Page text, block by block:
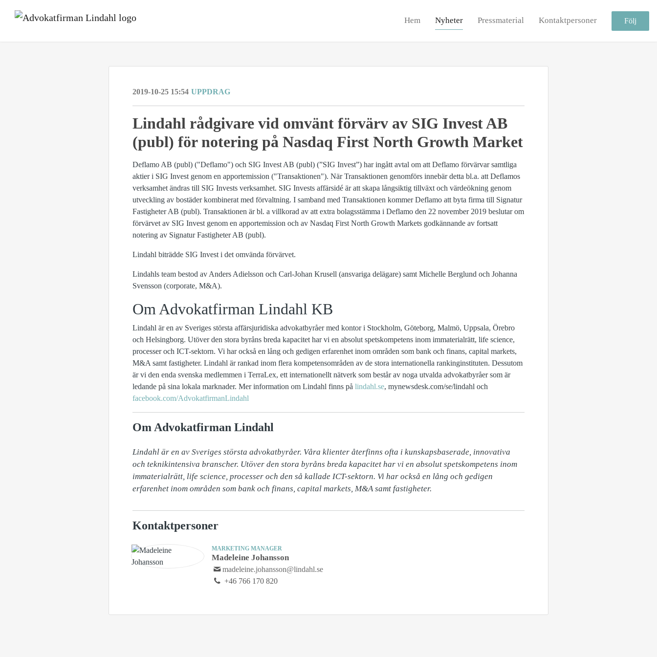
Hem Nyheter Pressmaterial Kontaktpersoner Följ
2019-10-25 15:54 UPPDRAG
Lindahl rådgivare vid omvänt förvärv av SIG Invest AB
(publ) för notering på Nasdaq First North Growth Market
Deflamo AB (publ) ("Deflamo") och SIG Invest AB (publ) (”SIG Invest”) har ingått avtal om att Deflamo förvärvar samtliga
aktier i SIG Invest genom en apportemission ("Transaktionen"). När Transaktionen genomförs innebär detta bl.a. att Deflamos
verksamhet ändras till SIG Invests verksamhet. SIG Invests affärsidé är att skapa långsiktig tillväxt och värdeökning genom
utveckling av bostäder kombinerat med förvaltning. I samband med Transaktionen kommer Deflamo att byta firma till Signatur
Fastigheter AB (publ). Transaktionen är bl. a villkorad av att extra bolagsstämma i Deflamo den 22 november 2019 beslutar om
förvärvet av SIG Invest genom en apportemission och av Nasdaq First North Growth Markets godkännande av fortsatt
notering av Signatur Fastigheter AB (publ).
Lindahl biträdde SIG Invest i det omvända förvärvet.
Lindahls team bestod av Anders Adielsson och Carl-Johan Krusell (ansvariga delägare) samt Michelle Berglund och Johanna
Svensson (corporate, M&A).
Om Advokatfirman Lindahl KB
Lindahl är en av Sveriges största affärsjuridiska advokatbyråer med kontor i Stockholm, Göteborg, Malmö, Uppsala, Örebro
och Helsingborg. Utöver den stora byråns breda kapacitet har vi en absolut spetskompetens inom immaterialrätt, life science,
processer och ICT-sektorn. Vi har också en lång och gedigen erfarenhet inom områden som bank och finans, capital markets,
M&A samt fastigheter. Lindahl är rankad inom flera kompetensområden av de stora internationella rankinginstituten. Dessutom
är vi den enda svenska medlemmen i TerraLex, ett internationellt nätverk som består av noga utvalda advokatbyråer som är
ledande på sina lokala marknader. Mer information om Lindahl finns på lindahl.se, mynewsdesk.com/se/lindahl och
facebook.com/AdvokatfirmanLindahl
Om Advokatfirman Lindahl
Lindahl är en av Sveriges största advokatbyråer. Våra klienter återfinns ofta i kunskapsbaserade, innovativa
och teknikintensiva branscher. Utöver den stora byråns breda kapacitet har vi en absolut spetskompetens inom
immaterialrätt, life science, processer och den så kallade ICT-sektorn. Vi har också en lång och gedigen
erfarenhet inom områden som bank och finans, capital markets, M&A samt fastigheter.
Kontaktpersoner
MARKETING MANAGER
Madeleine Johansson
madeleine.johansson@lindahl.se
+46 766 170 820